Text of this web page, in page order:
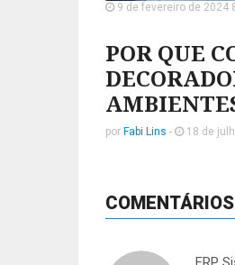
9 de fevereiro de 2024
POR QUE
por Fabi Lins - 18 de